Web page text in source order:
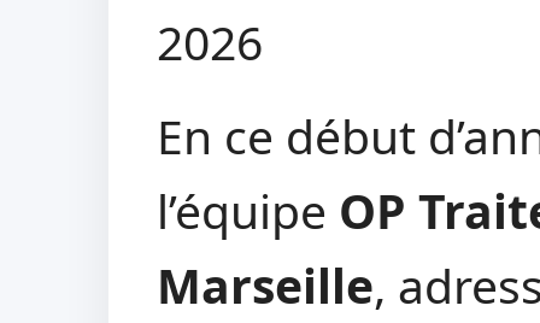
2026
En ce début
l’équipe OP
Marseille,